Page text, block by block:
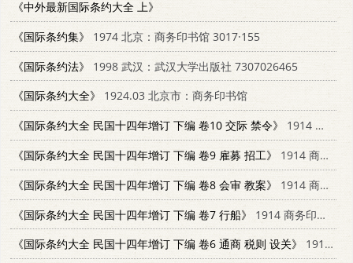
《中外最新国际条约大全 上》
《国际条约集》
1974 北京：商务印书馆 3017·155
《国际条约法》
1998 武汉：武汉大学出版社 7307026465
《国际条约大全》
1924.03 北京市：商务印书馆
《国际条约大全 民国十四年增订 下编 卷10 交际 禁令》
1914 商务印书馆
《国际条约大全 民国十四年增订 下编 卷9 雇募 招工》
1914 商务印书馆
《国际条约大全 民国十四年增订 下编 卷8 会审 教案》
1914 商务印书馆
《国际条约大全 民国十四年增订 下编 卷7 行船》
1914 商务印书馆
《国际条约大全 民国十四年增订 下编 卷6 通商 税则 设关》
1914 商务印书馆